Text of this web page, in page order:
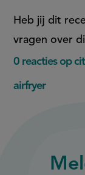
Heb jij dit
vragen over
0 reacties op
airfryer